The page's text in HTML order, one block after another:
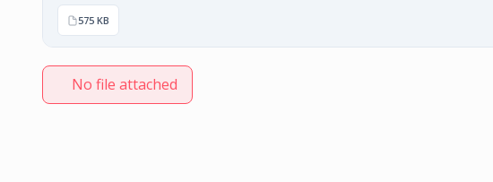
575 KB
No file attached